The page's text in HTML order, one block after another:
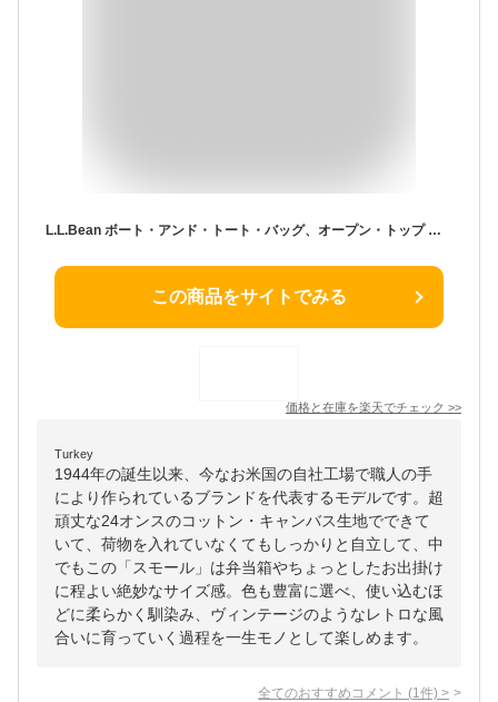
L.L.Bean ボート・アンド・トート・バッグ、オープン・トップ スモール、シーズン・カラー エルエルビーン バッグ トートバッグ イエロー グリーン ブラウン ブルー カーキグリーン パープル グレー ピンク【送料無料】
この商品をサイトでみる
価格と在庫を楽天でチェック >>
Turkey
1944年の誕生以来、今なお米国の自社工場で職人の手
により作られているブランドを代表するモデルです。超
頑丈な24オンスのコットン・キャンバス生地でできて
いて、荷物を入れていなくてもしっかりと自立して、中
でもこの「スモール」は弁当箱やちょっとしたお出掛け
に程よい絶妙なサイズ感。色も豊富に選べ、使い込むほ
どに柔らかく馴染み、ヴィンテージのようなレトロな風
合いに育っていく過程を一生モノとして楽しめます。
全てのおすすめコメント (1 件) >